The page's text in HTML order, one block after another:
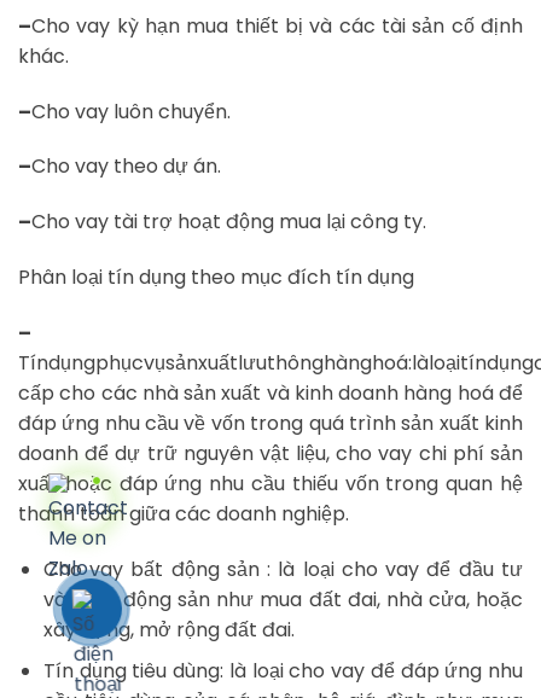
–Cho vay kỳ hạn mua thiết bị và các tài sản cố định
khác.
–Cho vay luôn chuyển.
–Cho vay theo dự án.
–Cho vay tài trợ hoạt động mua lại công ty.
Phân loại tín dụng theo mục đích tín dụng
–
cấp cho các nhà sản xuất và kinh doanh hàng hoá để
đáp ứng nhu cầu về vốn trong quá trình sản xuất kinh
doanh để dự trữ nguyên vật liệu, cho vay chi phí sản
xuất hoặc đáp ứng nhu cầu thiếu vốn trong quan hệ
thanh toán giữa các doanh nghiệp.
Cho vay bất động sản : là loại cho vay để đầu tư
vào bất động sản như mua đất đai, nhà cửa, hoặc
xây dựng, mở rộng đất đai.
Tín dụng tiêu dùng: là loại cho vay để đáp ứng nhu